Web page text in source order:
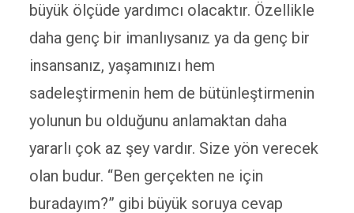
büyük ölçüde yardımcı olacaktır. Özellikle
daha genç bir imanlıysanız ya da genç bir
insansanız, yaşamınızı hem
sadeleştirmenin hem de bütünleştirmenin
yolunun bu olduğunu anlamaktan daha
yararlı çok az şey vardır. Size yön verecek
olan budur. “Ben gerçekten ne için
buradayım?” gibi büyük soruya cevap